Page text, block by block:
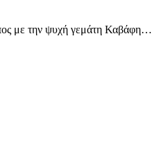
με την ψυχή γεμάτη Καβάφη…